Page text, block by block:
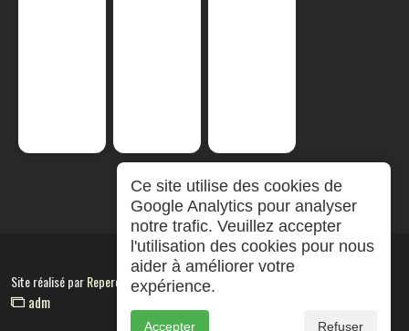
Site réalisé parRepereCom
adm
Ce site utilise des cookies de
Google Analytics pour analyser
notre trafic. Veuillez accepter
l'utilisation des cookies pour nous
aider à améliorer votre
expérience.
Accepter Refuser